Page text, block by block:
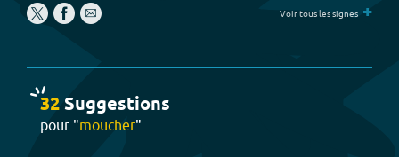
Voir tous les signes +
32Suggestions
pour "moucher"